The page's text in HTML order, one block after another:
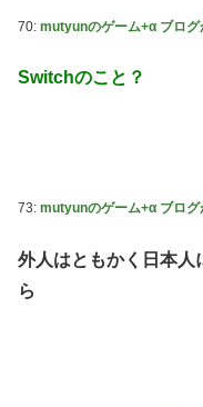
70: mutyunのゲーム+α ブログ
Switchのこと？
73: mutyunのゲーム+α ブログ
外人はともかく日本人
ら